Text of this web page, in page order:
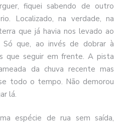
fiquei sabendo de outro
Localizado, na verdade, na
que já havia nos levado ao
Só que, ao invés de dobrar à
que seguir em frente. A pista
da chuva recente mas
todo o tempo. Não demorou
lá.
espécie de rua sem saída,